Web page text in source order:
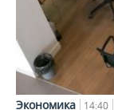
Экономика 14:40